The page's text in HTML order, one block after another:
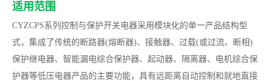
适用范围
CYZCPS系列控制与保护开关电器采用模块化的单一产品结构型
式，集成了传统的断路器(熔断器)、接触器、过载(或过流、断相)
保护继电器、智能漏电综合保护器、起动器、隔离器、电机综合保
护器等低压电器产品的主要功能，具有远距离自动控制和就地直接